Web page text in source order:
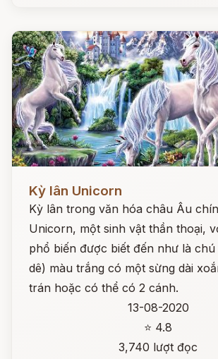
Kỳ lân Unicorn
Kỳ lân trong văn hóa châu Âu
Unicorn, một sinh vật thần thoại,
phổ biến được biết đến như là
dê) màu trắng có một sừng dài
trán hoặc có thể có 2 cánh.
13-08-2020
⭐ 4.8
3,740 lượt đọc